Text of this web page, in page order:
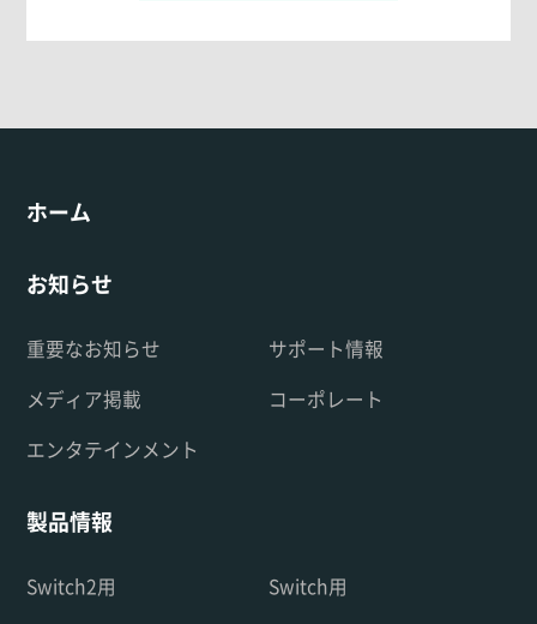
ホーム
お知らせ
重要なお知らせ
サポート情報
メディア掲載
コーポレート
エンタテインメント
製品情報
Switch2用
Switch用